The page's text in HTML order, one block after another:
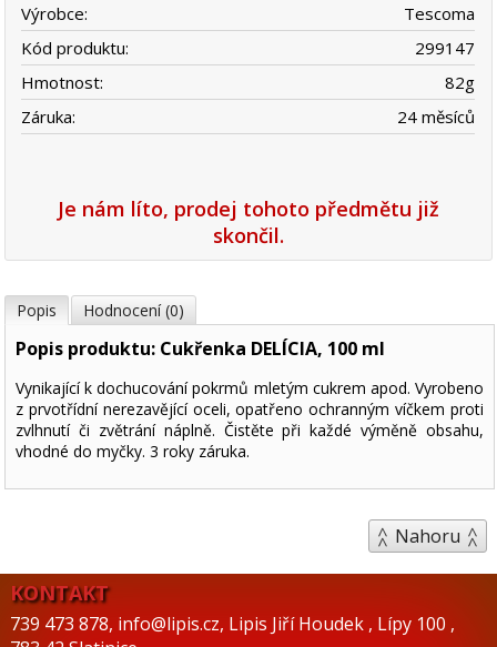
Výrobce:
Tescoma
Kód produktu:
299147
Hmotnost:
82g
Záruka:
24 měsíců
Je nám líto, prodej tohoto předmětu již
skončil.
Popis Hodnocení (0)
Popis produktu: Cukřenka DELÍCIA, 100 ml
Vynikající k dochucování pokrmů mletým cukrem apod. Vyrobeno
z prvotřídní nerezavějící oceli, opatřeno ochranným víčkem proti
zvlhnutí či zvětrání náplně. Čistěte při každé výměně obsahu,
vhodné do myčky. 3 roky záruka.
Nahoru
KONTAKT
739 473 878, info@lipis.cz, Lipis Jiří Houdek , Lípy 100 ,